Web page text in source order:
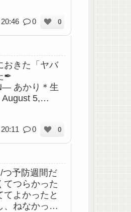
0 0
おきた「ヤバ
✒
あかり＊生
5,
0 0
つ予防週間だ
てつらかった
てよかったと
、ねなかった